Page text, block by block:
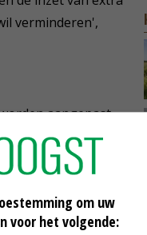
verminderen',
aangepast.
tot onder
In combinatie
om uw
voor het volgende: